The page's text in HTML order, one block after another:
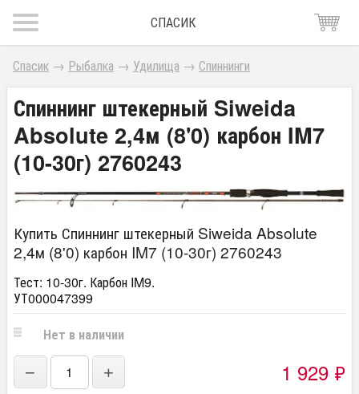
СПАСИК
Спасик → Рыбалка → Удилища → Спиннинги
Спиннинг штекерный Siweida
Absolute 2,4м (8'0) карбон IM7
(10-30г) 2760243
Купить Спиннинг штекерный Siweida Absolute
2,4м (8'0) карбон IM7 (10-30г) 2760243
Тест: 10-30г. Карбон IM9.
УТ000047399
Нет в наличии
− + 1 929 ₽